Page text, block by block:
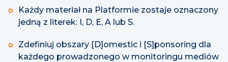
Każdy materiał na Platformie zostaje oznaczony
jedną z literek: I, D, E, A lub S.
Zdefiniuj obszary [D]omestic i [S]ponsoring dla
każdego prowadzonego w monitoringu mediów